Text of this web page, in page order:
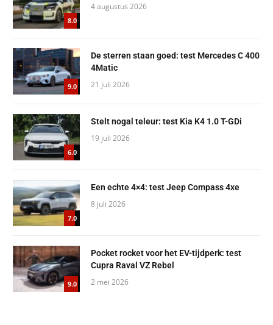
8.0
4 augustus 2026
9.0
De sterren staan goed: test Mercedes C 400
4Matic
21 juli 2026
6.0
Stelt nogal teleur: test Kia K4 1.0 T-GDi
19 juli 2026
7.0
Een echte 4×4: test Jeep Compass 4xe
8 juli 2026
9.0
Pocket rocket voor het EV-tijdperk: test
Cupra Raval VZ Rebel
2 mei 2026